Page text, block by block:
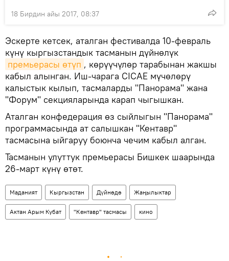
18 Бирдин айы 2017, 08:37
Эскерте кетсек, аталган фестивалда 10-февраль
күнү кыргызстандык тасманын дүйнөлүк
премьерасы өтүп , көрүүчүлөр тарабынан жакшы
кабыл алынган. Иш-чарага CICAE мүчөлөрү
калыстык кылып, тасмаларды "Панорама" жана
"Форум" секцияларында карап чыгышкан.
Аталган конфедерация өз сыйлыгын "Панорама"
программасында ат салышкан "Кентавр"
тасмасына ыйгаруу боюнча чечим кабыл алган.
Тасманын улуттук премьерасы Бишкек шаарында
26-март күнү өтөт.
Маданият Кыргызстан Дүйнөдө Жаңылыктар
Актан Арым Кубат "Кентавр" тасмасы кино